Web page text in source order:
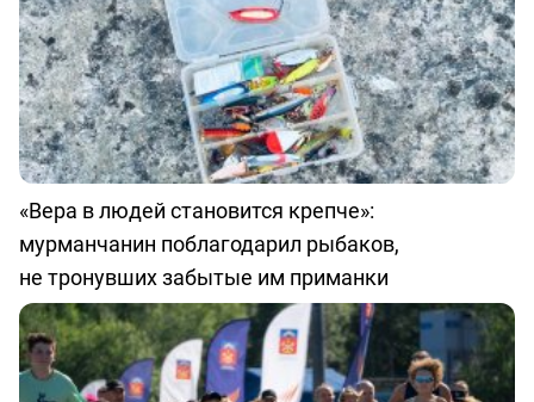
«Вера в людей становится крепче»:
мурманчанин поблагодарил рыбаков,
не тронувших забытые им приманки